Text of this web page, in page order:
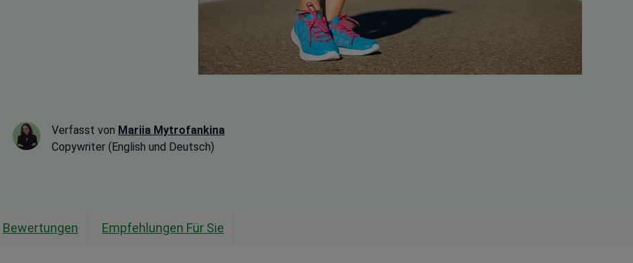
Verfasst von Mariia Mytrofankina
Copywriter (English und Deutsch)
Bewertungen Empfehlungen Für Sie